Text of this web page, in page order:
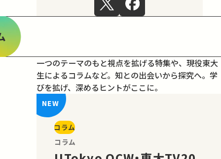
一つのテーマのもと視点を拡げる特集や、現役東大
生によるコラムなど。 知との出会いから探究へ。学
びを拡げ、深めるヒントがここに。
コラム
コラム